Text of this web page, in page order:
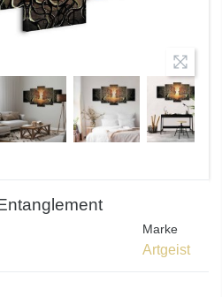
Marke
Artgeist